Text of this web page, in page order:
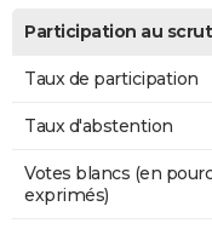
Participation au
Taux de participation
Taux d'abstention
Votes blancs (en
exprimés)